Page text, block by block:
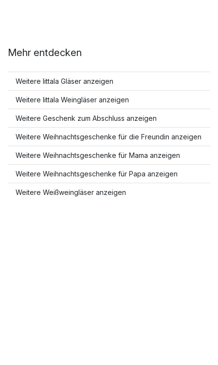
Mehr entdecken
Weitere Iittala Gläser anzeigen
Weitere Iittala Weingläser anzeigen
Weitere Geschenk zum Abschluss anzeigen
Weitere Weihnachtsgeschenke für die Freundin anzeigen
Weitere Weihnachtsgeschenke für Mama anzeigen
Weitere Weihnachtsgeschenke für Papa anzeigen
Weitere Weißweingläser anzeigen